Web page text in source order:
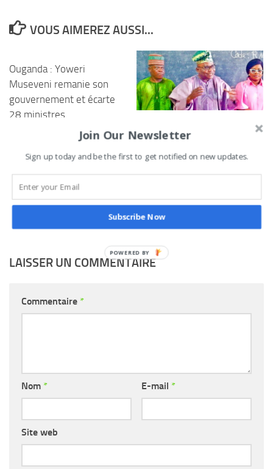
VOUS AIMEREZ AUSSI...
Ouganda : Yoweri
Museveni remanie son
gouvernement et écarte
28 ministres
Porto-Novo : les
lancées au lycée
technique par le premier
21 JUIN 2022
LAISSER UN COMMENTAIRE
Commentaire *
Nom * E-mail *
Site web
Join Our Newsletter
Sign up today and be the first to get notified on new updates.
Subscribe Now